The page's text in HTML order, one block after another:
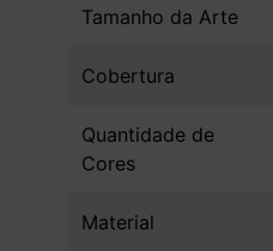
Tamanho da Arte
Cobertura
Quantidade de
Cores
Material